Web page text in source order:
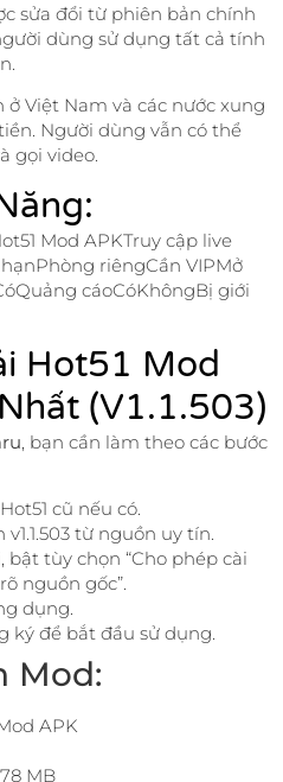
sửa đổi từ phiên bản chính
dùng sử dụng tất cả tính
Việt Nam và các nước xung
Người dùng vẫn có thể
gọi video.
Mod APKTruy cập live
riêngCần VIPMở
cáoCóKhôngBị giới
Hot51 Mod
(v1.1.503)
, bạn cần làm theo các bước
cũ nếu có.
từ nguồn uy tín.
bật tùy chọn “Cho phép cài
nguồn gốc”.
dụng.
ký để bắt đầu sử dụng.
Mod:
APK
MB